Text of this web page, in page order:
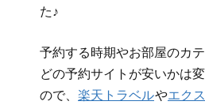
た♪
予約する時期やお部屋のカ
どの予約サイトが安いかは
ので、 楽天トラベルやエク